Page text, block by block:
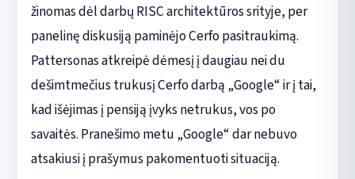
žinomas dėl darbų RISC architektūros srityje, per
panelinę diskusiją paminėjo Cerfo pasitraukimą.
Pattersonas atkreipė dėmesį į daugiau nei du
dešimtmečius trukusį Cerfo darbą „Google“ ir į tai,
kad išėjimas į pensiją įvyks netrukus, vos po
savaitės. Pranešimo metu „Google“ dar nebuvo
atsakiusi į prašymus pakomentuoti situaciją.